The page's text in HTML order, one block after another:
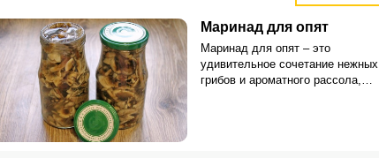
Маринад для опят
Маринад для опят – это
удивительное сочетание нежных
грибов и ароматного рассола,
Запомнить меня
ВХОД
ЕЩЕ НЕ ЗАРЕГИСТРИРОВАННЫ?